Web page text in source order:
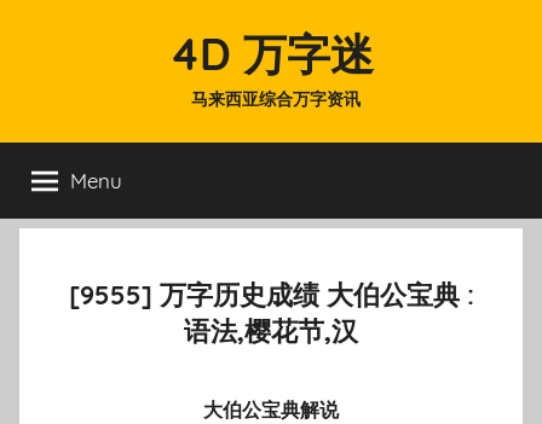
4D 万字迷
马来西亚综合万字资讯
Menu
[9555] 万字历史成绩 大伯公宝典 :
语法,樱花节,汉
大伯公宝典解说